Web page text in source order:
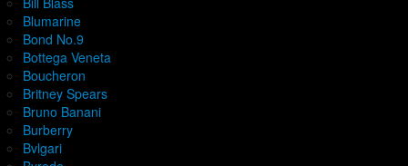
Blumarine
Bond No.9
Bottega Veneta
Boucheron
Britney Spears
Bruno Banani
Burberry
Bvlgari